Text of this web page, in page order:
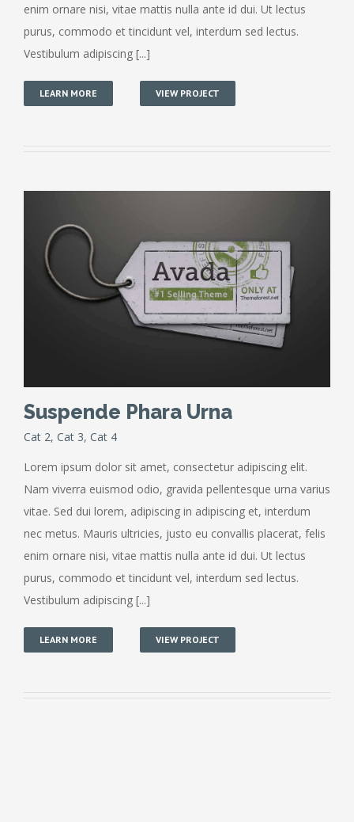
enim ornare nisi, vitae mattis nulla ante id dui. Ut lectus
purus, commodo et tincidunt vel, interdum sed lectus.
Vestibulum adipiscing [...]
LEARN MORE VIEW PROJECT
Suspende Phara Urna
Cat 2, Cat 3, Cat 4
Lorem ipsum dolor sit amet, consectetur adipiscing elit.
Nam viverra euismod odio, gravida pellentesque urna varius
vitae. Sed dui lorem, adipiscing in adipiscing et, interdum
nec metus. Mauris ultricies, justo eu convallis placerat, felis
enim ornare nisi, vitae mattis nulla ante id dui. Ut lectus
purus, commodo et tincidunt vel, interdum sed lectus.
Vestibulum adipiscing [...]
LEARN MORE VIEW PROJECT